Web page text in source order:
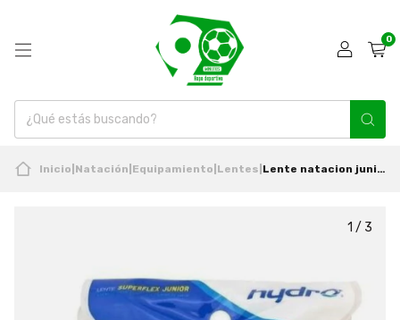
0
Inicio Natación Equipamiento Lentes Lente natacion junior superflex fun Hydro
1 / 3